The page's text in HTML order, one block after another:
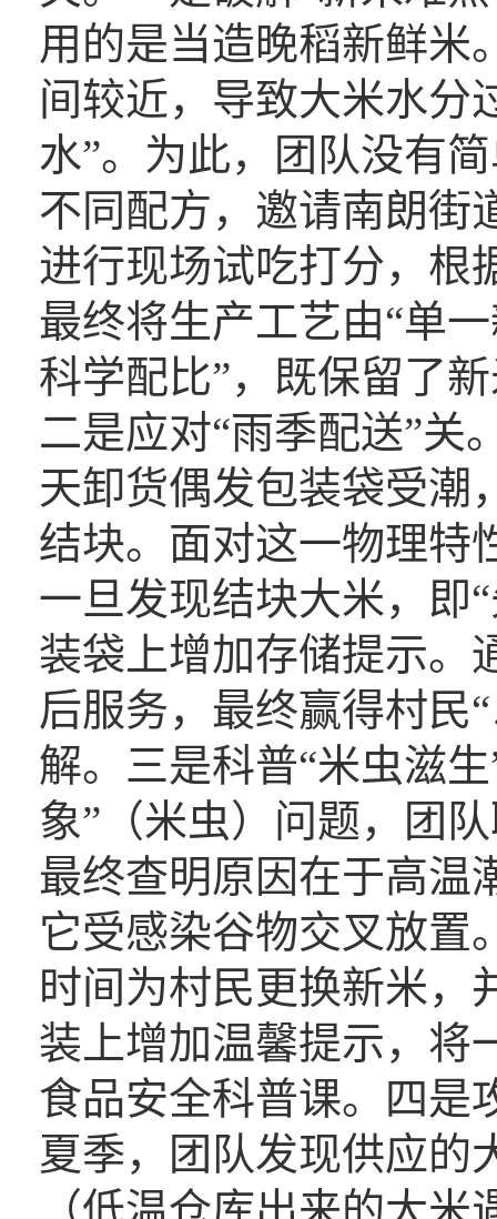
用的是当造晚稻新鲜米
间较近，导致大米水分
水”。为此，团队没有
不同配方，邀请南朗街
进行现场试吃打分，根
最终将生产工艺由“单
科学配比”，既保留了
二是应对“雨季配送”关
天卸货偶发包装袋受潮
结块。面对这一物理特
一旦发现结块大米，即
装袋上增加存储提示。
后服务，最终赢得村民
解。三是科普“米虫滋
象”（米虫）问题，团
最终查明原因在于高温
它受感染谷物交叉放置
时间为村民更换新米，
装上增加温馨提示，将
食品安全科普课。四是
夏季，团队发现供应的